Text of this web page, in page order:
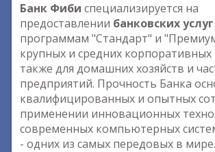
Банк Фиби специализируется на
предоставлении банковских услуг
программам "Стандарт" и
крупных и средних корпоративных
также для домашних хозяйств и
предприятий. Прочность Банка
квалифицированных и опытных
применении инновационных
современных компьютерных
- одних из самых передовых в мире.